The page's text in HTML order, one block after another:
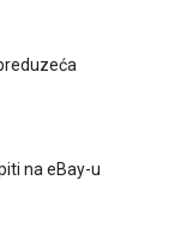
na eBay-u